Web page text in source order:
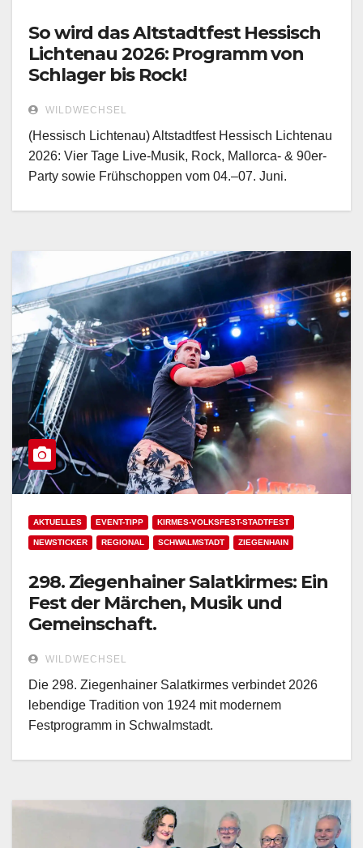
So wird das Altstadtfest Hessisch
Lichtenau 2026: Programm von
Schlager bis Rock!
WILDWECHSEL
(Hessisch Lichtenau) Altstadtfest Hessisch Lichtenau
2026: Vier Tage Live-Musik, Rock, Mallorca- & 90er-
Party sowie Frühschoppen vom 04.–07. Juni.
AKTUELLES EVENT-TIPP KIRMES-VOLKSFEST-STADTFEST
NEWSTICKER REGIONAL SCHWALMSTADT ZIEGENHAIN
298. Ziegenhainer Salatkirmes: Ein
Fest der Märchen, Musik und
Gemeinschaft.
WILDWECHSEL
Die 298. Ziegenhainer Salatkirmes verbindet 2026
lebendige Tradition von 1924 mit modernem
Festprogramm in Schwalmstadt.